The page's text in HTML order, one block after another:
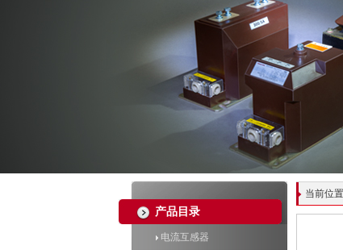
产品目录
电流互感器
当前位置